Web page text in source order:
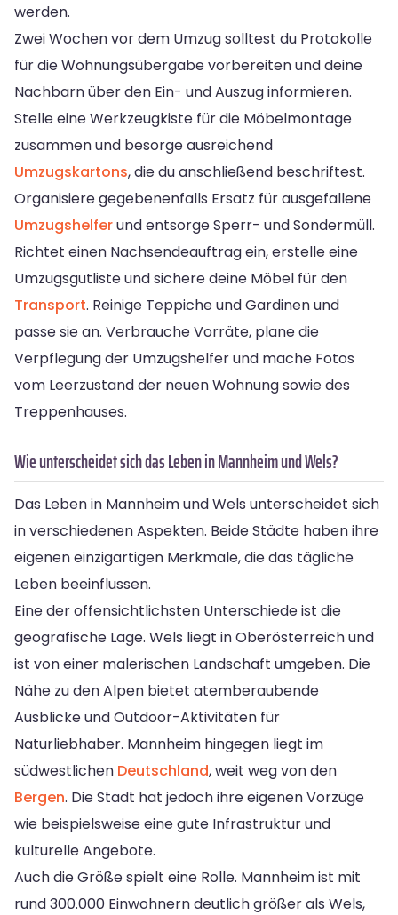
werden.
Zwei Wochen vor dem Umzug solltest du Protokolle
für die Wohnungsübergabe vorbereiten und deine
Nachbarn über den Ein- und Auszug informieren.
Stelle eine Werkzeugkiste für die Möbelmontage
zusammen und besorge ausreichend
Umzugskartons, die du anschließend beschriftest.
Organisiere gegebenenfalls Ersatz für ausgefallene
Umzugshelferund entsorge Sperr- und Sondermüll.
Richtet einen Nachsendeauftrag ein, erstelle eine
Umzugsgutliste und sichere deine Möbel für den
Transport. Reinige Teppiche und Gardinen und
passe sie an. Verbrauche Vorräte, plane die
Verpflegung der Umzugshelfer und mache Fotos
vom Leerzustand der neuen Wohnung sowie des
Treppenhauses.
Wie unterscheidet sich das Leben in Mannheim und Wels?
Das Leben in Mannheim und Wels unterscheidet sich
in verschiedenen Aspekten. Beide Städte haben ihre
eigenen einzigartigen Merkmale, die das tägliche
Leben beeinflussen.
Eine der offensichtlichsten Unterschiede ist die
geografische Lage. Wels liegt in Oberösterreich und
ist von einer malerischen Landschaft umgeben. Die
Nähe zu den Alpen bietet atemberaubende
Ausblicke und Outdoor-Aktivitäten für
Naturliebhaber. Mannheim hingegen liegt im
südwestlichen Deutschland, weit weg von den
Bergen. Die Stadt hat jedoch ihre eigenen Vorzüge
wie beispielsweise eine gute Infrastruktur und
kulturelle Angebote.
Auch die Größe spielt eine Rolle. Mannheim ist mit
rund 300.000 Einwohnern deutlich größer als Wels,